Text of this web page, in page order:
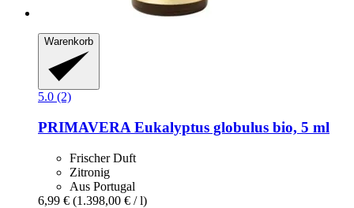
Warenkorb
5.0 (2)
PRIMAVERA Eukalyptus globulus bio, 5 ml
Frischer Duft
Zitronig
Aus Portugal
6,99 € (1.398,00 € / l)